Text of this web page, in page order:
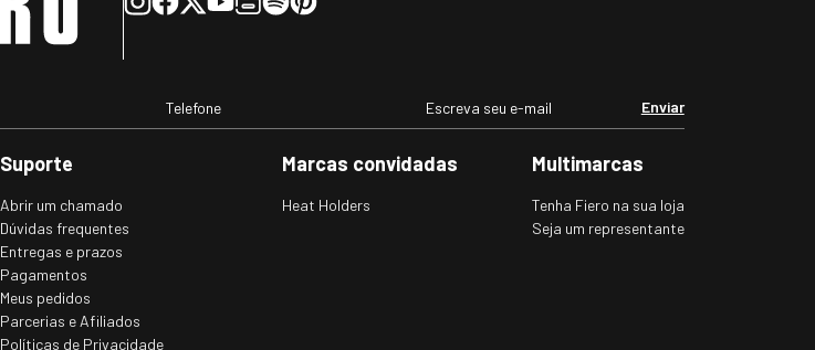
Enviar
Suporte
Abrir um chamado
Dúvidas frequentes
Entregas e prazos
Pagamentos
Meus pedidos
Parcerias e Afiliados
Políticas de Privacidade
Marcas convidadas
Heat Holders
Multimarcas
Tenha Fiero na sua loja
Seja um representante